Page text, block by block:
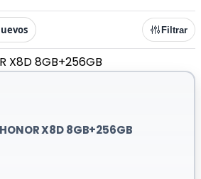
Filtrar
X8D 8GB+256GB
HONOR X8D 8GB+256GB